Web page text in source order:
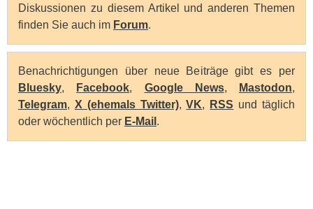
Diskussionen zu diesem Artikel und anderen Themen
finden Sie auch im Forum.
Benachrichtigungen über neue Beiträge gibt es per
Bluesky, Facebook, Google News, Mastodon,
Telegram, X (ehemals Twitter),VK, RSS und täglich
oder wöchentlich per E-Mail .